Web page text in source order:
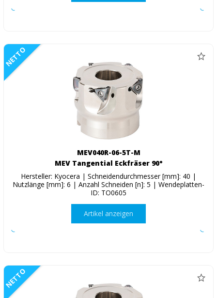
NETTO
MEV040R-06-5T-M
MEV Tangential Eckfräser 90°
Hersteller: Kyocera | Schneidendurchmesser [mm]: 40 |
Nutzlänge [mm]: 6 | Anzahl Schneiden [n]: 5 | Wendeplatten-
ID: TO0605
Artikel anzeigen
NETTO